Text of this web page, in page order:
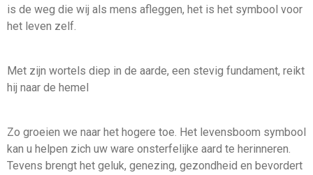
is de weg die wij als mens afleggen, het is het symbool voor
het leven zelf.
Met zijn wortels diep in de aarde, een stevig fundament, reikt
hij naar de hemel
Zo groeien we naar het hogere toe. Het levensboom symbool
kan u helpen zich uw ware onsterfelijke aard te herinneren.
Tevens brengt het geluk, genezing, gezondheid en bevordert